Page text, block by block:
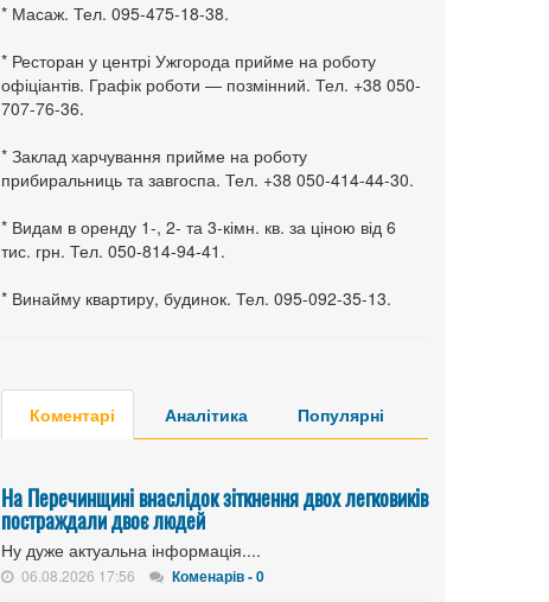
* Масаж. Тел. 095-475-18-38.
* Ресторан у центрі Ужгорода прийме на роботу
офіціантів. Графік роботи — позмінний. Тел. +38 050-
707-76-36.
* Заклад харчування прийме на роботу
прибиральниць та завгоспа. Тел. +38 050-414-44-30.
* Видам в оренду 1-, 2- та 3-кімн. кв. за ціною від 6
тис. грн. Тел. 050-814-94-41.
* Винайму квартиру, будинок. Тел. 095-092-35-13.
Коментарі Аналітика Популярні
На Перечинщині внаслідок зіткнення двох легковиків
постраждали двоє людей
Ну дуже актуальна інформація....
06.08.2026 17:56 Коменарів - 0